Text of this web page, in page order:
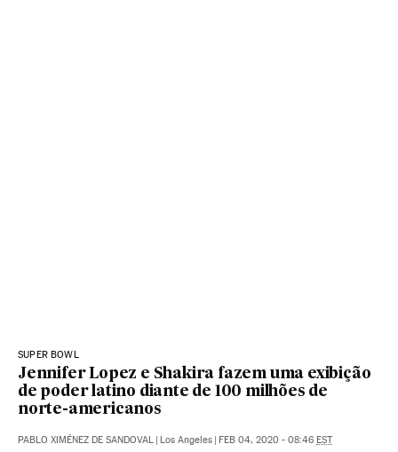
SUPER BOWL
Jennifer Lopez e Shakira fazem uma exibição
de poder latino diante de 100 milhões de
norte-americanos
PABLO XIMÉNEZ DE SANDOVAL | Los Angeles | FEB 04, 2020 - 08:46 EST